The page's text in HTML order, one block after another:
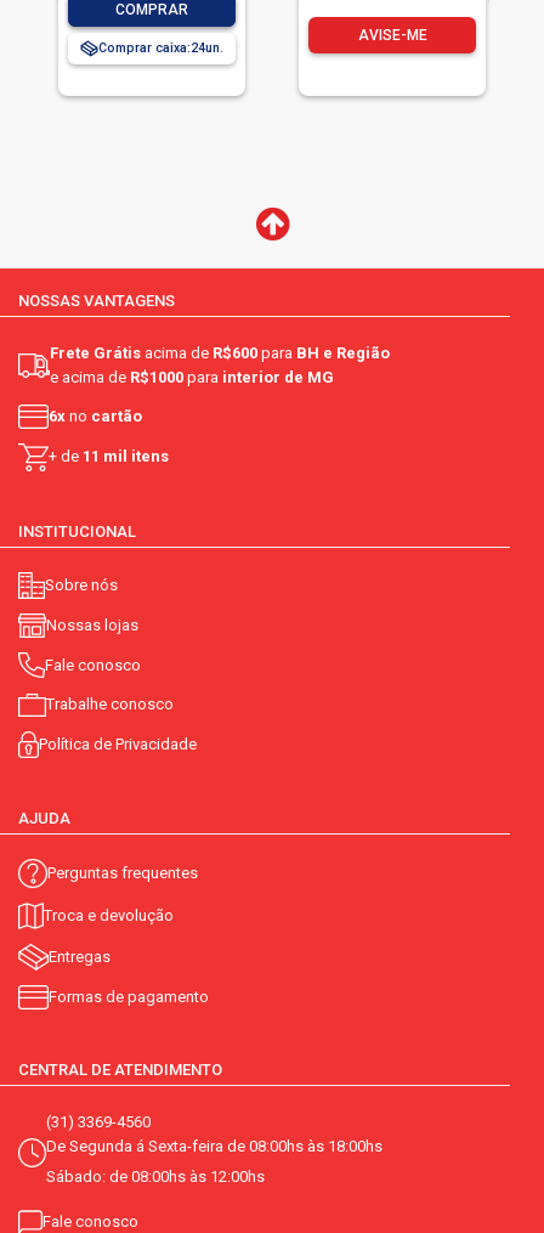
COMPRAR
Comprar caixa:24
AVISE-ME
NOSSAS VANTAGENS
Frete Grátis acima de R$600 para BH e Região
e acima de R$1000 para interior de MG
6x no cartão
+ de 11 mil itens
INSTITUCIONAL
Sobre nós
Nossas lojas
Fale conosco
Trabalhe conosco
Política de Privacidade
AJUDA
Perguntas frequentes
Troca e devolução
Entregas
Formas de pagamento
CENTRAL DE ATENDIMENTO
(31) 3369-4560
De Segunda á Sexta-feira de 08:00hs às 18:00hs
Sábado: de 08:00hs às 12:00hs
Fale conosco